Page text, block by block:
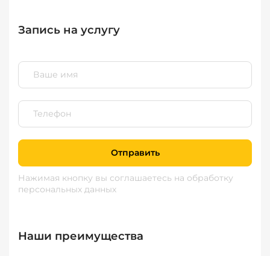
Запись на услугу
Отправить
Нажимая кнопку вы соглашаетесь на обработку
персональных данных
Наши преимущества